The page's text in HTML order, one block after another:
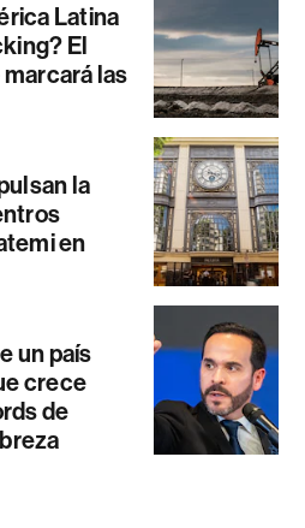
Latina
El
las
la
en
un país
crece
de